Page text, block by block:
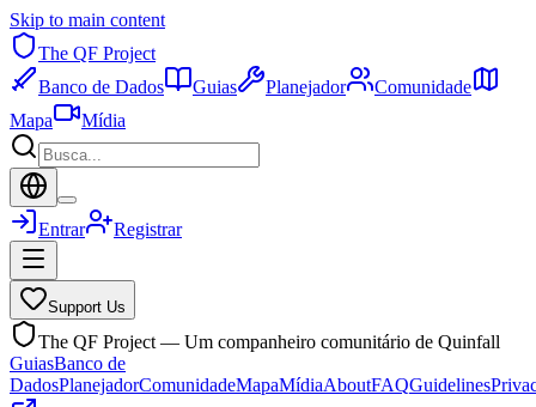
Skip to main content
The QF Project
Banco de Dados
Guias Planejador
Comunidade
Mapa
Mídia
Entrar Registrar
Support Us
The QF Project — Um companheiro comunitário de Quinfall
GuiasBanco de
DadosPlanejadorComunidadeMapaMídiaAboutFAQGuidelines